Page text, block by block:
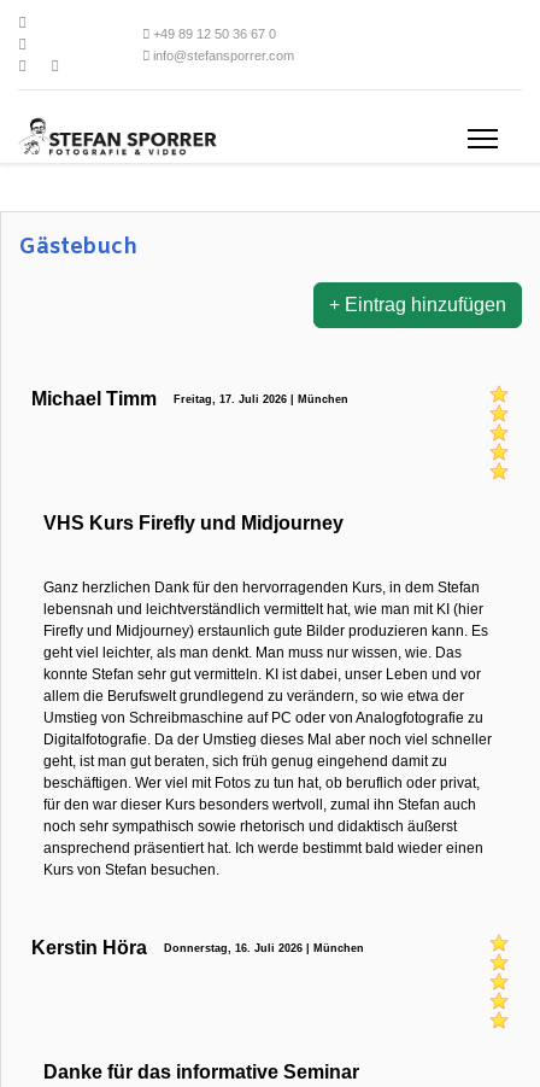
+49 89 12 50 36 67 0
info@stefansporrer.com
Gästebuch
Eintrag hinzufügen
Michael Timm Freitag, 17. Juli 2026 | München
VHS Kurs Firefly und Midjourney
Ganz herzlichen Dank für den hervorragenden Kurs, in dem Stefan
lebensnah und leichtverständlich vermittelt hat, wie man mit KI (hier
Firefly und Midjourney) erstaunlich gute Bilder produzieren kann. Es
geht viel leichter, als man denkt. Man muss nur wissen, wie. Das
konnte Stefan sehr gut vermitteln. KI ist dabei, unser Leben und vor
allem die Berufswelt grundlegend zu verändern, so wie etwa der
Umstieg von Schreibmaschine auf PC oder von Analogfotografie zu
Digitalfotografie. Da der Umstieg dieses Mal aber noch viel schneller
geht, ist man gut beraten, sich früh genug eingehend damit zu
beschäftigen. Wer viel mit Fotos zu tun hat, ob beruflich oder privat,
für den war dieser Kurs besonders wertvoll, zumal ihn Stefan auch
noch sehr sympathisch sowie rhetorisch und didaktisch äußerst
ansprechend präsentiert hat. Ich werde bestimmt bald wieder einen
Kurs von Stefan besuchen.
Kerstin Höra Donnerstag, 16. Juli 2026 | München
Danke für das informative Seminar